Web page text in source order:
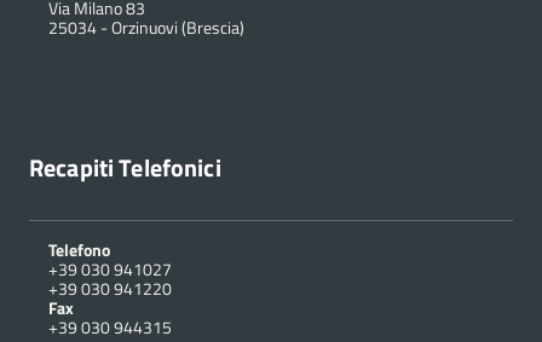
Via Milano 83
25034-Orzinuovi (Brescia)
Recapiti Telefonici
Telefono
+39 030 941027
+39 030 941220
Fax
+39 030 944315